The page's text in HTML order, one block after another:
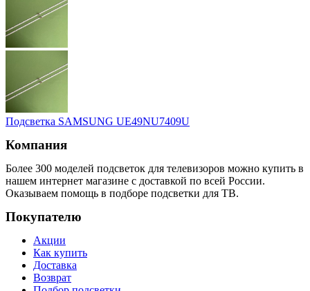
Подсветка SAMSUNG UЕ49NU7409U
Компания
Более 300 моделей подсветок для телевизоров можно купить в
нашем интернет магазине с доставкой по всей России.
Оказываем помощь в подборе подсветки для ТВ.
Покупателю
Акции
Как купить
Доставка
Возврат